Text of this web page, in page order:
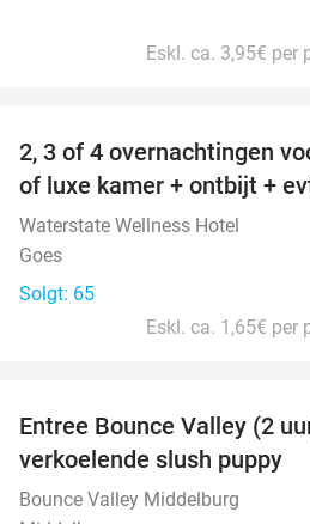
Eskl. ca. 3,95€ per
2, 3 of 4 overnachtingen
of luxe kamer + ontbijt +
Waterstate Wellness Hotel
Goes
Solgt: 65
Eskl. ca. 1,65€ per
Entree Bounce Valley (2
verkoelende slush puppy
Bounce Valley Middelburg